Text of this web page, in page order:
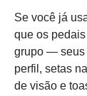
Se você já
que os
grupo — seus
perfil, setas
de visão e